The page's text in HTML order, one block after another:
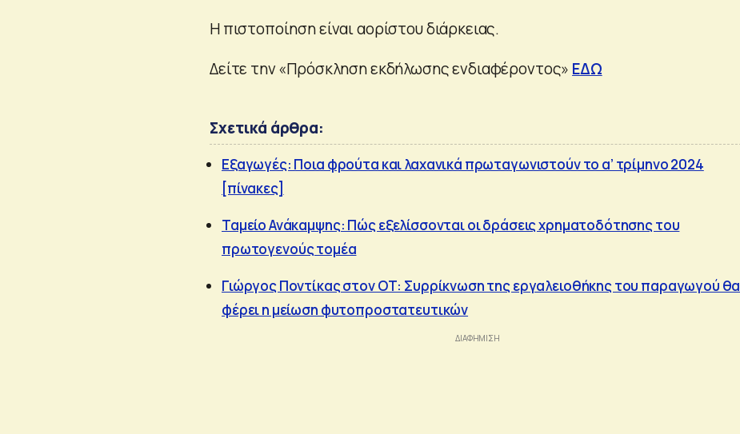
Η πιστοποίηση είναι αορίστου διάρκειας.
Δείτε την «Πρόσκληση εκδήλωσης ενδιαφέροντος» ΕΔΩ
Σχετικά άρθρα:
Εξαγωγές: Ποια φρούτα και λαχανικά πρωταγωνιστούν το α’ τρίμηνο 2024
[πίνακες]
Ταμείο Ανάκαμψης: Πώς εξελίσσονται οι δράσεις χρηματοδότησης του
πρωτογενούς τομέα
Γιώργος Ποντίκας στον ΟΤ: Συρρίκνωση της εργαλειοθήκης του παραγωγού θα
φέρει η μείωση φυτοπροστατευτικών